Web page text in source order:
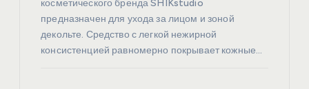
косметического бренда SHIKstudio
предназначен для ухода за лицом и зоной
декольте. Средство с легкой нежирной
консистенцией равномерно покрывает кожные…